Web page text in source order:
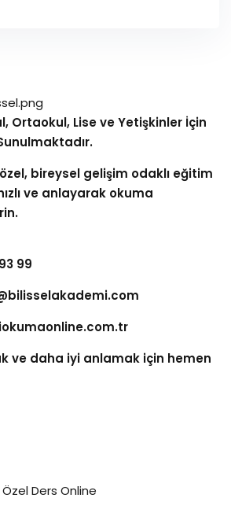
Ortaokul, Lise ve Yetişkinler İçin
bireysel gelişim odaklı eğitim
ve anlayarak okuma
99
ve daha iyi anlamak için hemen
Özel Ders Online